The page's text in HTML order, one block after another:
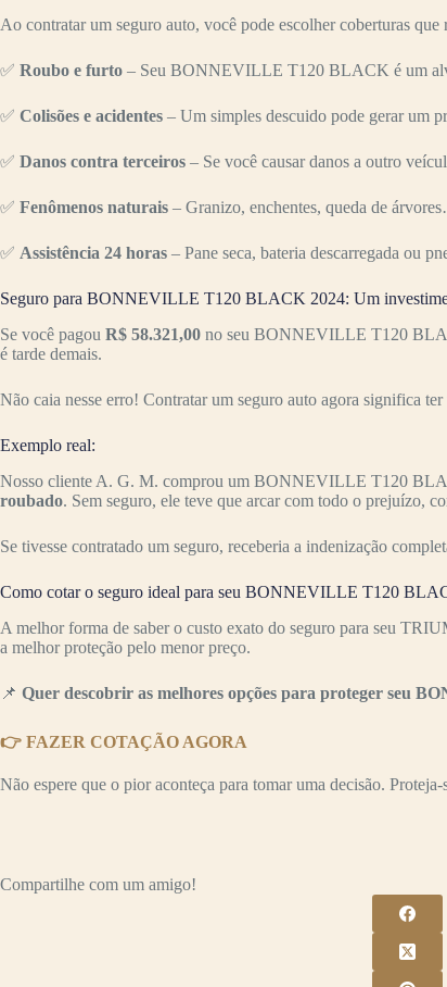
Ao contratar um seguro auto, você pode escolher coberturas
✅ Roubo e furto – Seu BONNEVILLE T120 BLACK é um
✅ Colisões e acidentes – Um simples descuido pode gerar um
✅ Danos contra terceiros – Se você causar danos a outro
✅ Fenômenos naturais – Granizo, enchentes, queda de
✅ Assistência 24 horas – Pane seca, bateria descarregada ou
Seguro para BONNEVILLE T120 BLACK 2024: Um
Se você pagou R$ 58.321,00 no seu BONNEVILLE T120
é tarde demais.
Não caia nesse erro! Contratar um seguro auto agora significa
Exemplo real:
Nosso cliente A. G. M. comprou um BONNEVILLE T120
roubado. Sem seguro, ele teve que arcar com todo o prejuízo,
Se tivesse contratado um seguro, receberia a indenização
Como cotar o seguro ideal para seu BONNEVILLE T120
A melhor forma de saber o custo exato do seguro para seu
a melhor proteção pelo menor preço.
📌 Quer descobrir as melhores opções para proteger seu
👉 FAZER COTAÇÃO AGORA
Não espere que o pior aconteça para tomar uma decisão.
Compartilhe com um amigo!